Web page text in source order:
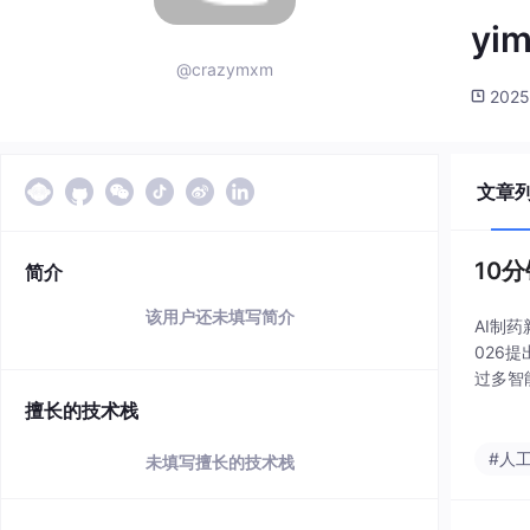
@crazymxm
简介
该用户还未填写简介
擅长的技术栈
未填写擅长的技术栈
文章
10
AI制药
026提
过多智
#人